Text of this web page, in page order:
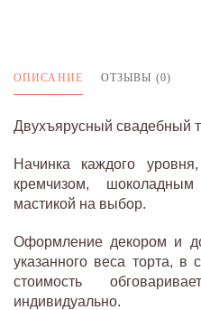
ОПИСАНИЕ ОТЗЫВЫ (0)
Двухъярусный свадебный
Начинка каждого
кремчизом,
мастикой на выбор.
Оформление декором и
указанного веса торта, в
стоимость
индивидуально.